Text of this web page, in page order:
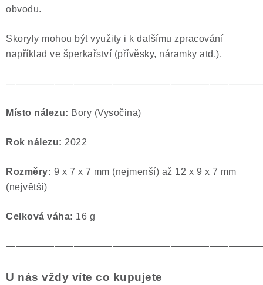
obvodu.
Skoryly mohou být využity i k dalšímu zpracování
například ve šperkařství (přívěsky, náramky atd.).
Místo nálezu: Bory (Vysočina)
Rok nálezu: 2022
Rozměry: 9 x 7 x 7 mm (nejmenší) až 12 x 9 x 7 mm
(největší)
Celková váha: 16 g
U nás vždy víte co kupujete